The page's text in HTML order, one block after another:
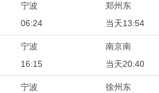
宁波
郑州东
06:24 当天13:54
宁波
南京南
16:15 当天20:40
宁波
徐州东